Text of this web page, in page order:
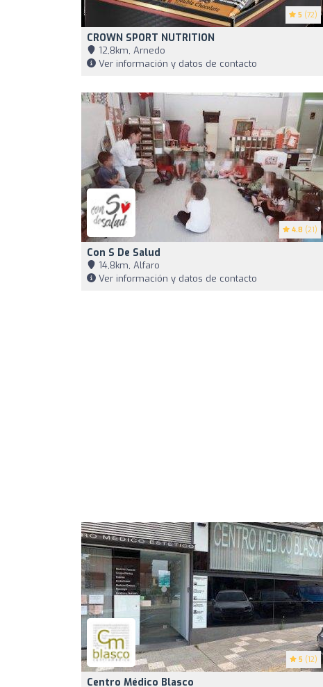
5 (72)
CROWN SPORT NUTRITION
12,8km, Arnedo
Ver información y datos de contacto
4.8 (21)
Con S De Salud
14,8km, Alfaro
Ver información y datos de contacto
5 (12)
Centro Médico Blasco